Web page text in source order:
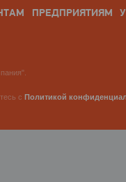
ПРЕДПРИЯТИЯМ
с Политикой